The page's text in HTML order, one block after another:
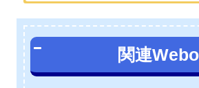
北関東在住の１児のパパ。フリーランス
ームのシナリオや小説の執筆、記事作成を
す。
関連